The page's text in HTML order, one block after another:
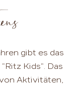
gibt es das
Kids". Das
Aktivitäten,